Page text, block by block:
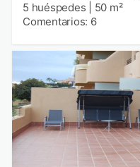
5 huéspedes
50 m²
Comentarios: 6